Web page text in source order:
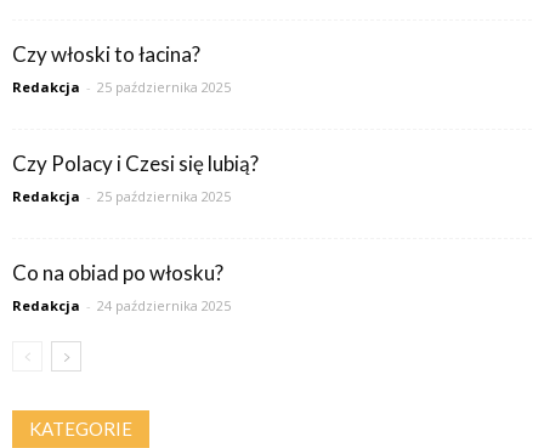
Czy włoski to łacina?
Redakcja - 25 października 2025
Czy Polacy i Czesi się lubią?
Redakcja - 25 października 2025
Co na obiad po włosku?
Redakcja - 24 października 2025
KATEGORIE